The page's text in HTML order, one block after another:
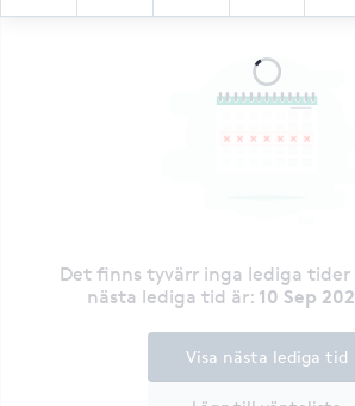
Det finns tyvärr inga lediga tider
nästa lediga tid är: 10 Sep
Visa nästa lediga tid